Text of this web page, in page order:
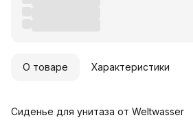
О товаре Характеристики
Сиденье для унитаза от Weltwasser